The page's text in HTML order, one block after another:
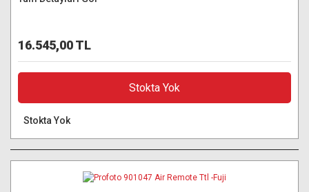
16.545,00 TL
Stokta Yok
Stokta Yok